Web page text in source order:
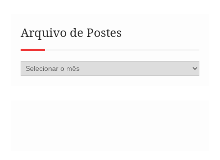
Arquivo de Postes
Arquivo
de